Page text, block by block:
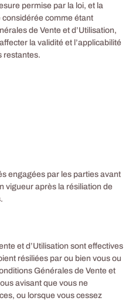
permise par la loi, et la
comme étant
de Vente et d’Utilisation,
la validité et l’applicabilité
restantes.
engagées par les parties avant
vigueur après la résiliation de
et d’Utilisation sont effectives
résiliées par ou bien vous ou
Générales de Vente et
avisant que vous ne
ou lorsque vous cessez